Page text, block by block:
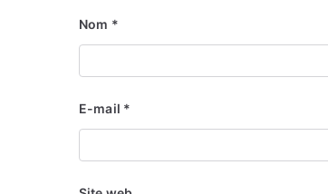
Nom *
E-mail *